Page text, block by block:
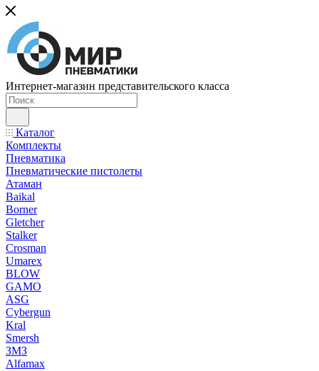
Интернет-магазин представительского класса
Каталог
Комплекты
Пневматика
Пневматические пистолеты
Атаман
Baikal
Borner
Gletcher
Stalker
Crosman
Umarex
BLOW
GAMO
ASG
Cybergun
Kral
Smersh
ЗМЗ
Alfamax